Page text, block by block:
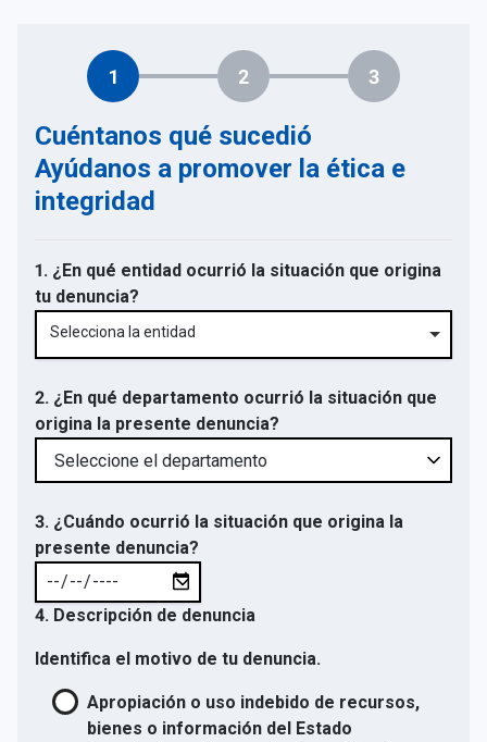
1 2 3
Cuéntanos qué sucedió
Ayúdanos a promover la ética e
integridad
1. ¿En qué entidad ocurrió la situación que origina
tu denuncia?
Selecciona la entidad
2. ¿En qué departamento ocurrió la situación que
origina la presente denuncia?
3. ¿Cuándo ocurrió la situación que origina la
presente denuncia?
4. Descripción de denuncia
Identifica el motivo de tu denuncia.
Apropiación o uso indebido de recursos,
bienes o información del Estado